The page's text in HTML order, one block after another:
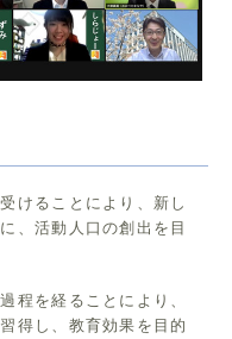
けることにより、新し
、活動人口の創出を目
程を経ることにより、
得し、教育効果を目的